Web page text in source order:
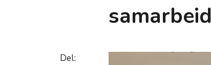
samarbeid
Del: